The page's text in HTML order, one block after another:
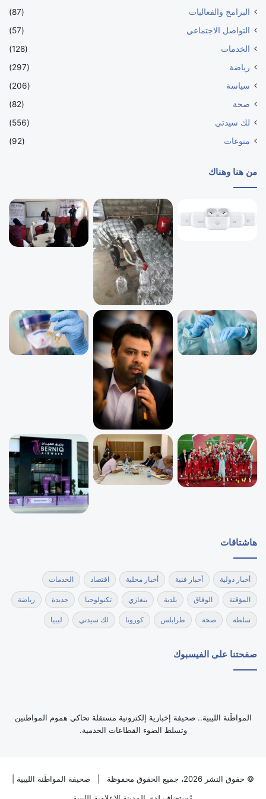
البرامج والفعاليات
(87)
التواصل الاجتماعي
(57)
الخدمات
(128)
رياضة
(297)
سياسة
(206)
صحة
(82)
لك سيدتي
(556)
منوعات
(92)
من هنا وهناك
هاشتاقات
أخبار دولية أخبار فنية أخبار محلية اقتصاد الخدمات
المؤقتة الوفاق بلدية بنغازي تكنولوجيا جديدة رياضة
سلطة صحة طرابلس كورونا لك سيدتي ليبيا
صفحتنا على الفيسبوك
‏المواطَنة الليبية.. صحيفة إخبارية إلكترونية مستقلة تحاكي هموم المواطنين
وتسلط الضوء القطاعات الخدمية.
© حقوق النشر 2026، جميع الحقوق محفوظة | صحيفة المواطَنة الليبية